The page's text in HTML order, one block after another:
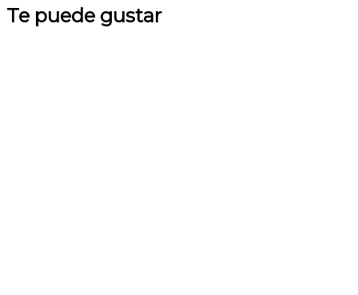
Te puede gustar